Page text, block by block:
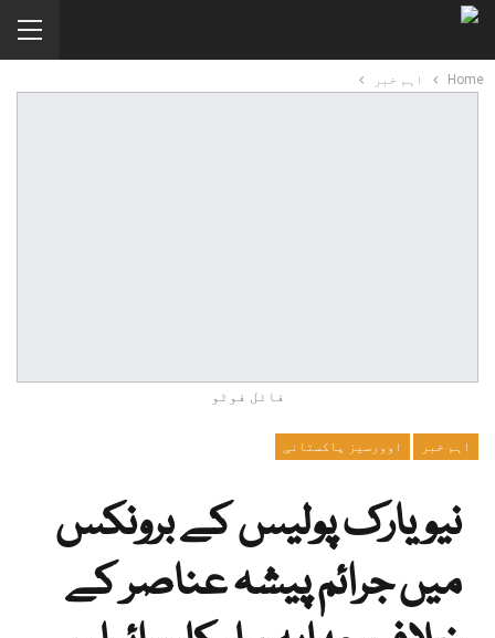
Home اہم خبر
فائل فوٹو
اہم خبر اوورسیز پاکستانی
نیویارک پولیس کے برونکس
میں جرائم پیشہ عناصر کے